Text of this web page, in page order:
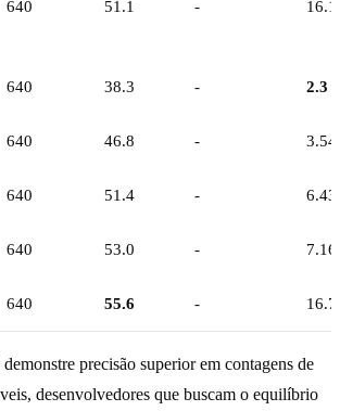
640 51.1 - 16.1
640 38.3 - 2.3
640 46.8 - 3.54
640 51.4 - 6.43
640 53.0 - 7.16
640 55.6 -
precisão superior em contagens de
desenvolvedores que buscam o equilíbrio